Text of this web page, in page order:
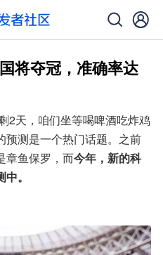
将夺冠，准确率达
2天，咱们坐等喝啤酒吃炸鸡
预测是一个热门话题。之前
章鱼保罗，而今年，新的科
。